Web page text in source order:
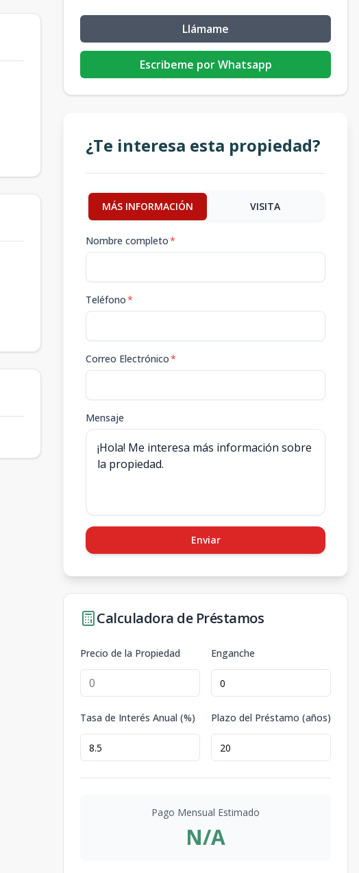
Llámame
Escribeme por Whatsapp
¿Te interesa esta propiedad?
MÁS INFORMACIÓN VISITA
Nombre completo*
Teléfono*
Correo Electrónico*
Mensaje
Enviar
Calculadora de Préstamos
Precio de la Propiedad Enganche
Tasa de Interés Anual (%) Plazo del Préstamo (años)
Pago Mensual Estimado
N/A